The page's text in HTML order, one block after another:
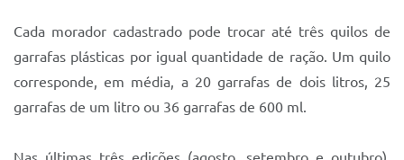
Cada morador cadastrado pode trocar até três quilos de
garrafas plásticas por igual quantidade de ração. Um quilo
corresponde, em média, a 20 garrafas de dois litros, 25
garrafas de um litro ou 36 garrafas de 600 ml.